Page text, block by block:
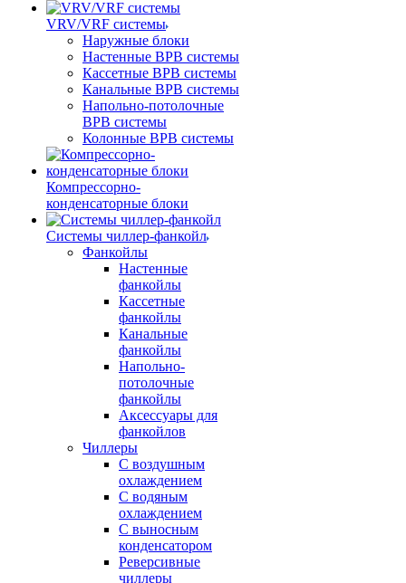
VRV/VRF системы
Наружные блоки
Настенные ВРВ системы
Кассетные ВРВ системы
Канальные ВРВ системы
Напольно-потолочные
ВРВ системы
Колонные ВРВ системы
Компрессорно-
конденсаторные блоки
Системы чиллер-фанкойл
Фанкойлы
Настенные
фанкойлы
Кассетные
фанкойлы
Канальные
фанкойлы
Напольно-
потолочные
фанкойлы
Аксессуары для
фанкойлов
Чиллеры
С воздушным
охлаждением
С водяным
охлаждением
С выносным
конденсатором
Реверсивные
чиллеры